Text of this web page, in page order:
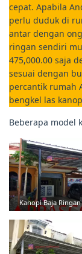
cepat. Apabila
perlu duduk di
antar dengan
ringan sendiri
475,000.00 saja
sesuai dengan
percantik rumah
bengkel las
Beberapa model
Kanopi Baja